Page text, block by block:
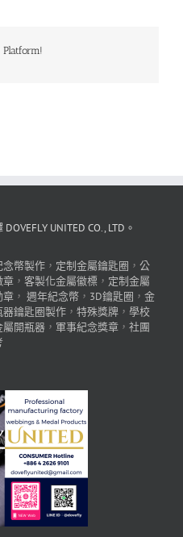
UNITED CO., LTD。
念幣製作 ， 定制金屬鑰匙圈 ， 公
章 ， 客製化金屬徽標 ， 定制金屬
章 ， 週年紀念幣 ， 3D鑰匙圈 ， 金
器鑰匙圈製作 ， 特殊獎牌 ， 學校
屬開瓶器 ， 軍事紀念獎章 ， 社團